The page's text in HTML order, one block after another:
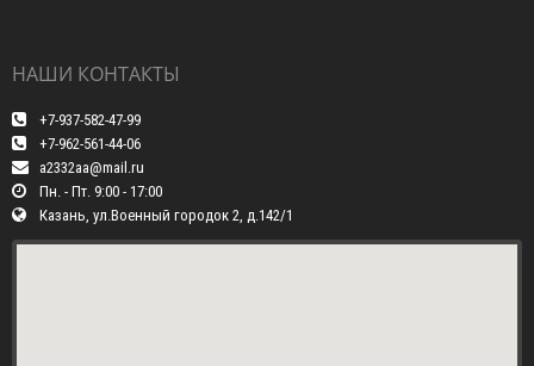
НАШИ КОНТАКТЫ
+7-937-582-47-99
+7-962-561-44-06
a2332aa@mail.ru
Пн. - Пт. 9:00 - 17:00
Казань, ул.Военный городок 2, д.142/1